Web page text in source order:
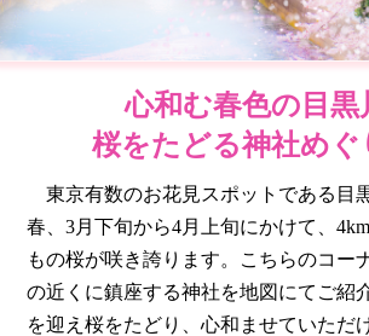
心和む春色の目黒
桜をたどる神社めぐ
東京有数のお花見スポットである目
春、3月下旬から4月上旬にかけて、
もの桜が咲き誇ります。こちらのコー
の近くに鎮座する神社を地図にてご紹
を迎え桜をたどり、心和ませていただ